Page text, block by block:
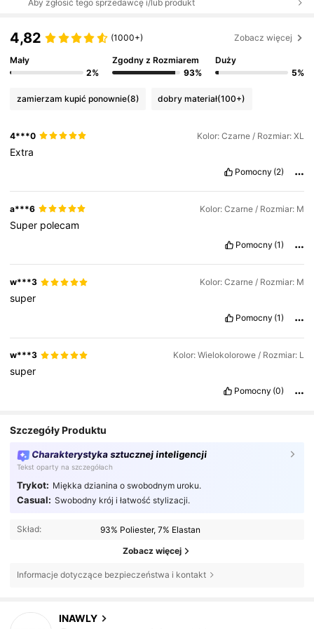
Aby zgłosić tego sprzedawcę i/lub produkt
4,82 (1000+) Zobacz więcej
Mały
2%
Zgodny z Rozmiarem
93%
Duży
5%
zamierzam kupić ponownie(8) dobry materiał(100+)
4***0 Kolor: Czarne / Rozmiar: XL
Extra
Pomocny (2)
a***6 Kolor: Czarne / Rozmiar: M
Super polecam
Pomocny (1)
w***3 Kolor: Czarne / Rozmiar: M
super
Pomocny (1)
w***3 Kolor: Wielokolorowe / Rozmiar: L
super
Pomocny (0)
Szczegóły Produktu
Charakterystyka sztucznej inteligencji
Tekst oparty na szczegółach
Trykot: Miękka dzianina o swobodnym uroku.
Casual: Swobodny krój i łatwość stylizacji.
Skład: 93% Poliester, 7% Elastan
Zobacz więcej
Informacje dotyczące bezpieczeństwa i kontakt
INAWLY
3***9zaobserwował(-a)